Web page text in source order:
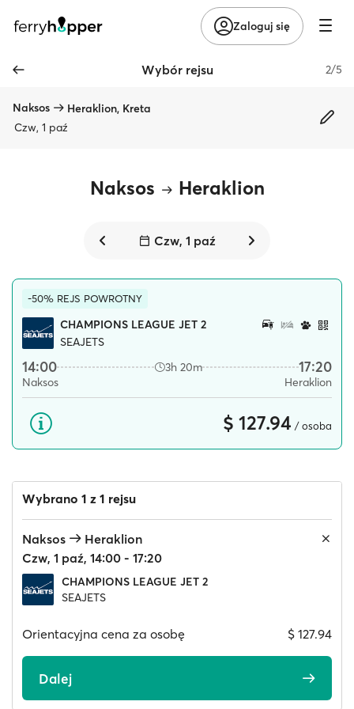
Zaloguj się
Wybór rejsu 2/5
Naksos
Heraklion, Kreta
Czw, 1 paź
Naksos Heraklion
Czw, 1 paź
-50% REJS POWROTNY
CHAMPIONS LEAGUE JET 2
SEAJETS
14:00 3h 20m 17:20
Naksos Heraklion
$ 127.94 / osoba
Wybrano 1 z 1 rejsu
Naksos
Heraklion
Czw, 1 paź, 14:00 - 17:20
CHAMPIONS LEAGUE JET 2
SEAJETS
Orientacyjna cena za osobę $ 127.94
Dalej